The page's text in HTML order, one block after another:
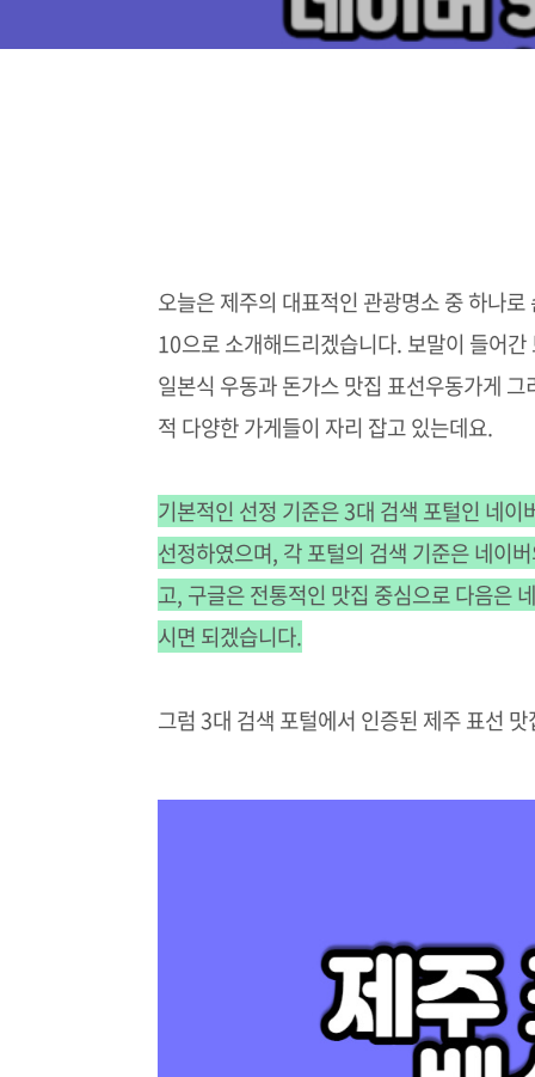
오늘은 제주의 대표적인 관광명소 중 하나
10으로 소개해드리겠습니다. 보말이 들어
일본식 우동과 돈가스 맛집 표선우동가게
적 다양한 가게들이 자리 잡고 있는데요.
기본적인 선정 기준은 3대 검색 포털인 네
선정하였으며, 각 포털의 검색 기준은 네이
고, 구글은 전통적인 맛집 중심으로 다음은
시면 되겠습니다.
그럼 3대 검색 포털에서 인증된 제주 표선